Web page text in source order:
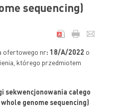
sequencing)
ofertowego nr: 18/A/2022 o
którego przedmiotem
sekwencjonowania całego
genome sequencing)